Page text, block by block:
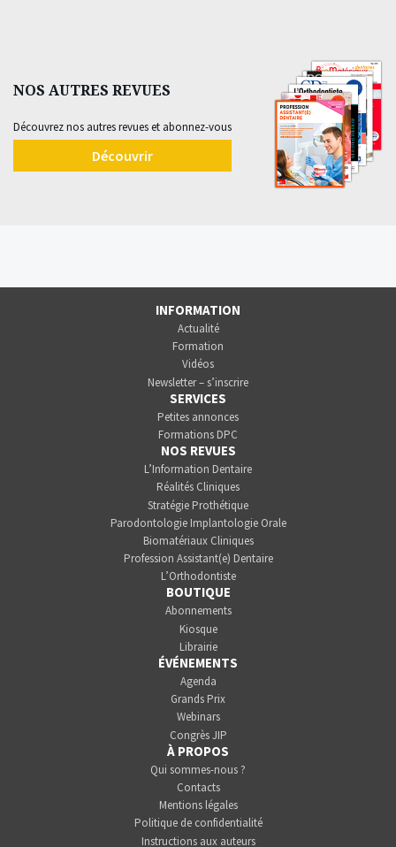
NOS AUTRES REVUES
Découvrez nos autres revues et abonnez-vous
Découvrir
INFORMATION
Actualité
Formation
Vidéos
Newsletter – s’inscrire
SERVICES
Petites annonces
Formations DPC
NOS REVUES
L’Information Dentaire
Réalités Cliniques
Stratégie Prothétique
Parodontologie Implantologie Orale
Biomatériaux Cliniques
Profession Assistant(e) Dentaire
L’Orthodontiste
BOUTIQUE
Abonnements
Kiosque
Librairie
ÉVÉNEMENTS
Agenda
Grands Prix
Webinars
Congrès JIP
À PROPOS
Qui sommes-nous ?
Contacts
Mentions légales
Politique de confidentialité
Instructions aux auteurs